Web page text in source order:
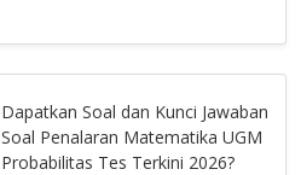
Dapatkan Soal dan Kunci Jawaban
Soal Penalaran Matematika UGM
Probabilitas Tes Terkini 2026?